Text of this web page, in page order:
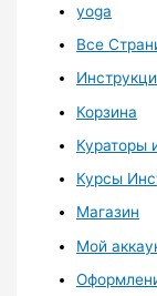
yoga
Все
Корзина
Кураторы
Курсы
Магазин
Мой